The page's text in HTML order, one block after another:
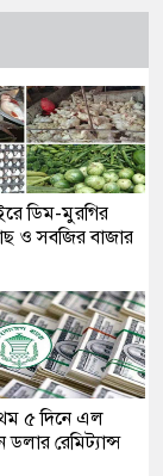
ডিম-মুরগির
ও সবজির বাজার
৫ দিনে এল
রেমিট্যান্স